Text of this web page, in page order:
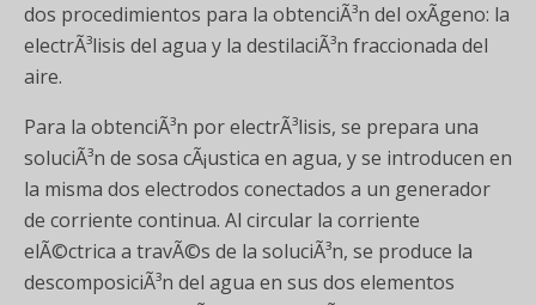
dos procedimientos para la obtenciÃ³n del oxÃ­geno: la
electrÃ³lisis del agua y la destilaciÃ³n fraccionada del
aire.
Para la obtenciÃ³n por electrÃ³lisis, se prepara una
soluciÃ³n de sosa cÃ¡ustica en agua, y se introducen en
la misma dos electrodos conectados a un generador
de corriente continua. Al circular la corriente
elÃ©ctrica a travÃ©s de la soluciÃ³n, se produce la
descomposiciÃ³n del agua en sus dos elementos